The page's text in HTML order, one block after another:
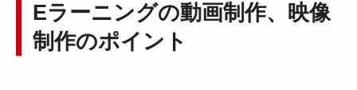
Eラーニングの動画制作、映像
制作のポイント